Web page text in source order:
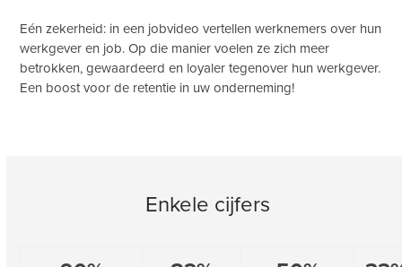
Eén zekerheid: in een jobvideo vertellen werknemers over hun
werkgever en job. Op die manier voelen ze zich meer
betrokken, gewaardeerd en loyaler tegenover hun werkgever.
Een boost voor de retentie in uw onderneming!
Enkele cijfers